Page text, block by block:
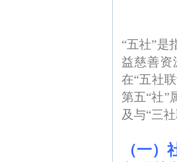
“五社”是
益慈善资
在“五社
第五“社”
及与“三
（一）